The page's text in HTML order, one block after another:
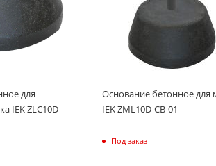
для
IEK ZLC10D-
Основание бетонное для
IEK ZML10D-CB-01
Под заказ